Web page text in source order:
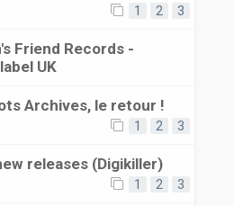
1 2 3
Friend Records -
UK
Archives, le retour !
1 2 3
releases (Digikiller)
1 2 3